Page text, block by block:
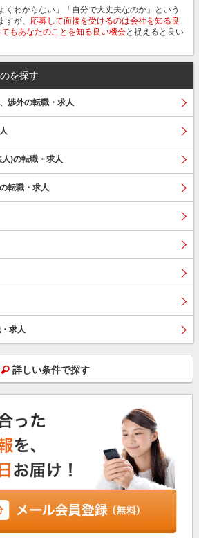
くわからない」「自分で大丈夫なのか」という
が、 応募して面接を受けるのは会社を知る良
もあなたのことを知る良い機会と捉えると良い
を探す
渉外の転職・求人
)の転職・求人
転職・求人
求人
詳しい条件で探す